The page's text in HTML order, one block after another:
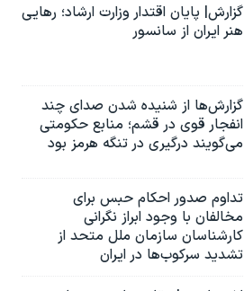
گزارش| پایان اقتدار وزارت ارشاد؛ رهایی
هنر ایران از سانسور
گزارش‌ها از شنیده شدن صدای چند
انفجار قوی در قشم؛ منابع حکومتی
می‌گویند درگیری در تنگه هرمز بود
تداوم صدور احکام حبس برای
مخالفان با وجود ابراز نگرانی
کارشناسان سازمان ملل متحد از
تشدید سرکوب‌ها در ایران